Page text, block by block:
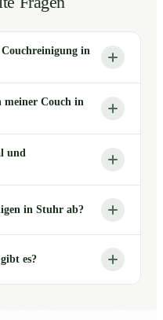
in
meiner Couch in
und
in Stuhr ab?
es?